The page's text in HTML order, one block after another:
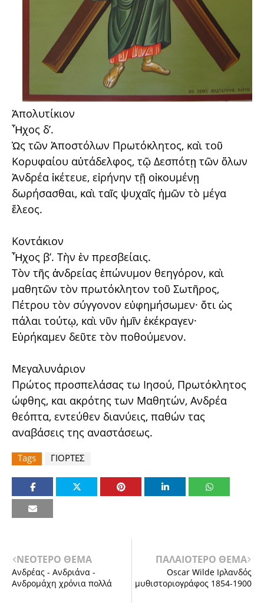
Ἀπολυτίκιον
Ἦχος δ’.
Ὡς τῶν Ἀποστόλων Πρωτόκλητος, καὶ τοῦ
Κορυφαίου αὐτάδελφος, τῷ Δεσπότῃ τῶν ὅλων
Ἀνδρέα ἱκέτευε, εἰρήνην τῇ οἰκουμένῃ
δωρήσασθαι, καὶ ταῖς ψυχαῖς ἡμῶν τὸ μέγα
ἔλεος.
Κοντάκιον
Ἦχος β’. Τὴν ἐν πρεσβείαις.
Τὸν τῆς ἀνδρείας ἐπώνυμον θεηγόρον, καὶ
μαθητῶν τὸν πρωτόκλητον τοῦ Σωτῆρος,
Πέτρου τὸν σύγγονον εὐφημήσωμεν· ὅτι ὡς
πάλαι τούτῳ, καὶ νῦν ἡμῖν ἐκέκραγεν·
Εὑρήκαμεν δεῦτε τὸν ποθούμενον.
Μεγαλυνάριον
Πρώτος προσπελάσας τω Ιησού, Πρωτόκλητος
ώφθης, και ακρότης των Μαθητών, Ανδρέα
θεόπτα, εντεύθεν διανύεις, παθών τας
αναβάσεις της αναστάσεως.
Tags ΓΙΟΡΤΕΣ
ΝΕΟΤΕΡΟ ΘΕΜΑ
Ανδρέας - Ανδριάνα -
Ανδρομάχη χρόνια πολλά
ΠΑΛΑΙΟΤΕΡΟ ΘΕΜΑ
Oscar Wilde Ιρλανδός
μυθιστοριογράφος 1854-1900